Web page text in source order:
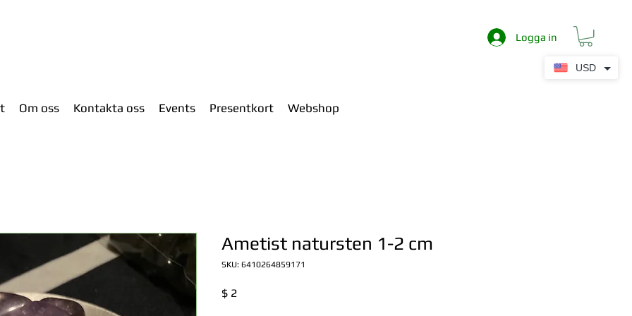
Logga in
Om oss Kontakta oss Events Presentkort Webshop
Ametist natursten 1-2 cm
SKU: 6410264859171
$ 2Pris
USD